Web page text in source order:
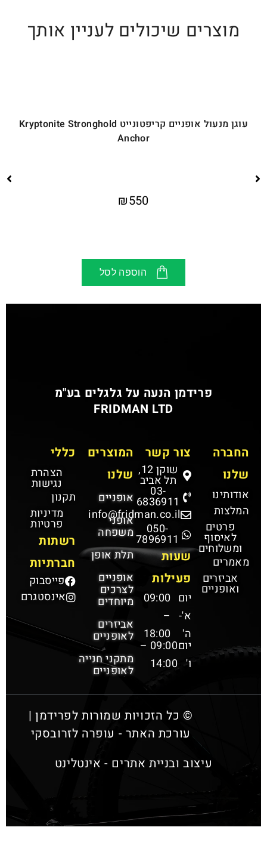
מוצרים שיכולים לעניין אותך
עוגן מנעול אופניים קריפטונייט Kryptonite Stronghold
Anchor
₪550
הוספה לסל
פרידמן הנעה על גלגלים בע"מ
FRIDMAN LTD
החברה
שלנו
אודותינו
המלצות
פרטים
לאיסוף
ומשלוחים
מאמרים
אביזרים
ואופניים
צור קשר
שוקן 12,
תל אביב
03-
6836911
info@fridman.co.il
050-
7896911
שעות
פעילות
יום
א'-
ה'
09:00
–
18:00
יום
ו'
09:00 –
14:00
המוצרים
שלנו
אופניים
אופני
משפחה
תלת אופן
אופניים
לצרכים
מיוחדים
אביזרים
לאופניים
מתקני חנייה
לאופניים
כללי
הצהרת
נגישות
תקנון
מדיניות
פרטיות
רשתות
חברתיות
פייסבוק
אינסטגרם
© כל הזכויות שמורות לפרידמן |
עורכת האתר - עופרה לזרובסקי
עיצוב ובניית אתרים - אינטלינט